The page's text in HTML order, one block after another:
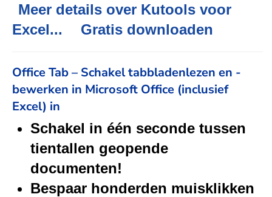
Meer details over Kutools voor
Excel...
Gratis downloaden
Office Tab – Schakel tabbladenlezen en -
bewerken in Microsoft Office (inclusief
Excel) in
Schakel in één seconde tussen
tientallen geopende
documenten!
Bespaar honderden muisklikken